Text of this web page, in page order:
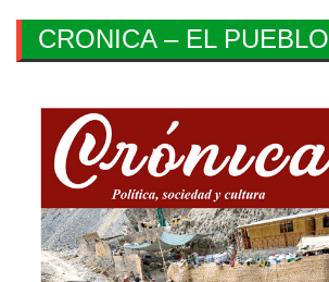
CRONICA – EL PUEBLO